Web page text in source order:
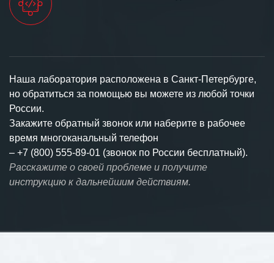
Наша лаборатория расположена в Санкт-Петербурге,
но обратиться за помощью вы можете из любой точки
России.
Закажите обратный звонок или наберите в рабочее
время многоканальный телефон
– +7 (800) 555-89-01 (звонок по России бесплатный).
Расскажите о своей проблеме и получите
инструкцию к дальнейшим действиям.